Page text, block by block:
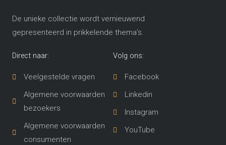
De unieke collectie wordt vernieuwend
gepresenteerd in prikkelende thema’s​.
Direct naar:
Veelgestelde vragen
Algemene voorwaarden
bezoekers
Algemene voorwaarden
consumenten
Volg ons:
Facebook
Linkedin
Instagram
YouTube